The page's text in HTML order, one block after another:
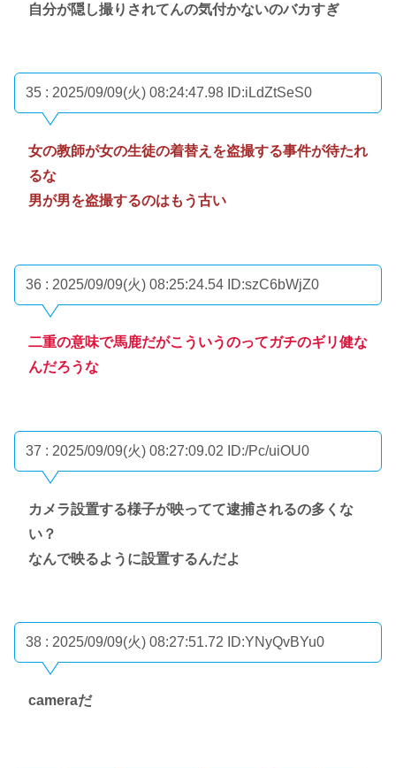
自分が隠し撮りされてんの気付かないのバカすぎ
35 : 2025/09/09(火) 08:24:47.98 ID:iLdZtSeS0
女の教師が女の生徒の着替えを盗撮する事件が待たれ
るな
男が男を盗撮するのはもう古い
36 : 2025/09/09(火) 08:25:24.54 ID:szC6bWjZ0
二重の意味で馬鹿だがこういうのってガチのギリ健な
んだろうな
37 : 2025/09/09(火) 08:27:09.02 ID:/Pc/uiOU0
カメラ設置する様子が映ってて逮捕されるの多くな
い？
なんで映るように設置するんだよ
38 : 2025/09/09(火) 08:27:51.72 ID:YNyQvBYu0
cameraだ